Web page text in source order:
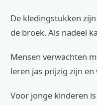
De kledingstukken
de broek. Als nadeel
Mensen verwachten
leren jas prijzig zijn
Voor jonge kinderen